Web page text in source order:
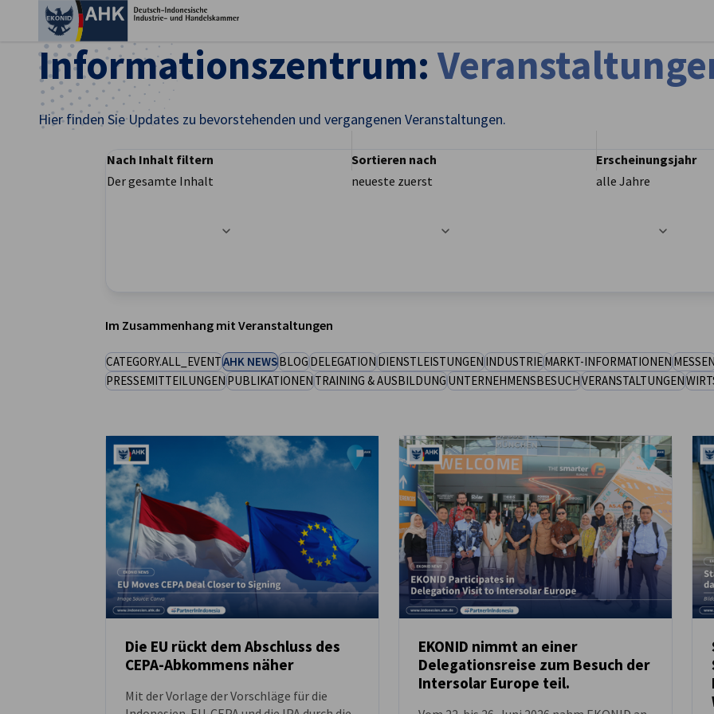
Indonesia
Informationszentrum:
Hier finden Sie Updates zu bevorstehenden und vergangenen Veranstaltungen.
Filteroptionen wurden erfolgreich aktualisiert
Nach Inhalt filtern
Der gesamte Inhalt
Sortieren nach
neueste zuerst
Erscheinungsjahr
alle Jahre
Im Zusammenhang mit Veranstaltungen
CATEGORY.ALL_EVENTAHK NEWSBLOGDELEGATIONDIENSTLEISTUNGENINDUSTRIEMARKT-INFORMATIONEN
PRESSEMITTEILUNGENPUBLIKATIONENTRAINING & AUSBILDUNGUNTERNEHMENSBESUCHVERANSTALTUNGEN
Die EU rückt dem Abschluss des
CEPA-Abkommens näher
Mit der Vorlage der Vorschläge für die
NEUIGKEITEN
EKONID nimmt an einer
Delegationsreise zum Besuch der
Intersolar Europe teil.